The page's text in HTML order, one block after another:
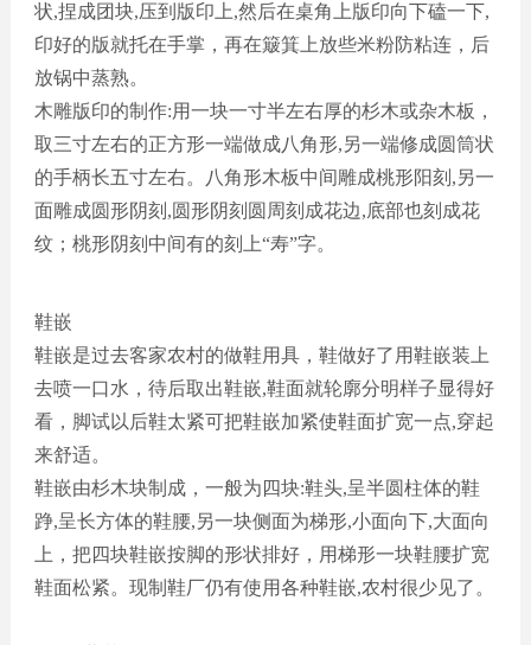
状,捏成团块,压到版印上,然后在桌角上版印向下磕一下,
印好的版就托在手掌，再在簸箕上放些米粉防粘连，后
放锅中蒸熟。
木雕版印的制作:用一块一寸半左右厚的杉木或杂木板，
取三寸左右的正方形一端做成八角形,另一端修成圆筒状
的手柄长五寸左右。八角形木板中间雕成桃形阳刻,另一
面雕成圆形阴刻,圆形阴刻圆周刻成花边,底部也刻成花
纹； 桃形阴刻中间有的刻上“寿”字。
鞋嵌
鞋嵌是过去客家农村的做鞋用具，鞋做好了用鞋嵌装上
去喷一口水，待后取出鞋嵌,鞋面就轮廓分明样子显得好
看，脚试以后鞋太紧可把鞋嵌加紧使鞋面扩宽一点,穿起
来舒适。
鞋嵌由杉木块制成，一般为四块:鞋头,呈半圆柱体的鞋
踭,呈长方体的鞋腰,另一块侧面为梯形,小面向下,大面向
上，把四块鞋嵌按脚的形状排好，用梯形一块鞋腰扩宽
鞋面松紧。现制鞋厂仍有使用各种鞋嵌,农村很少见了。